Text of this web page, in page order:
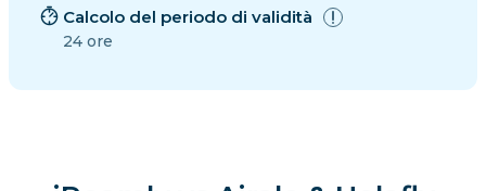
Calcolo del periodo di validità
24 ore